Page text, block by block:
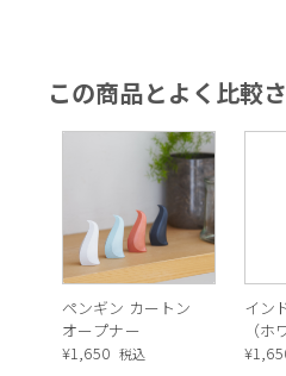
この商品とよく比較
ペンギン カートン
オープナー
¥1,650 税込
イン
（ホ
¥